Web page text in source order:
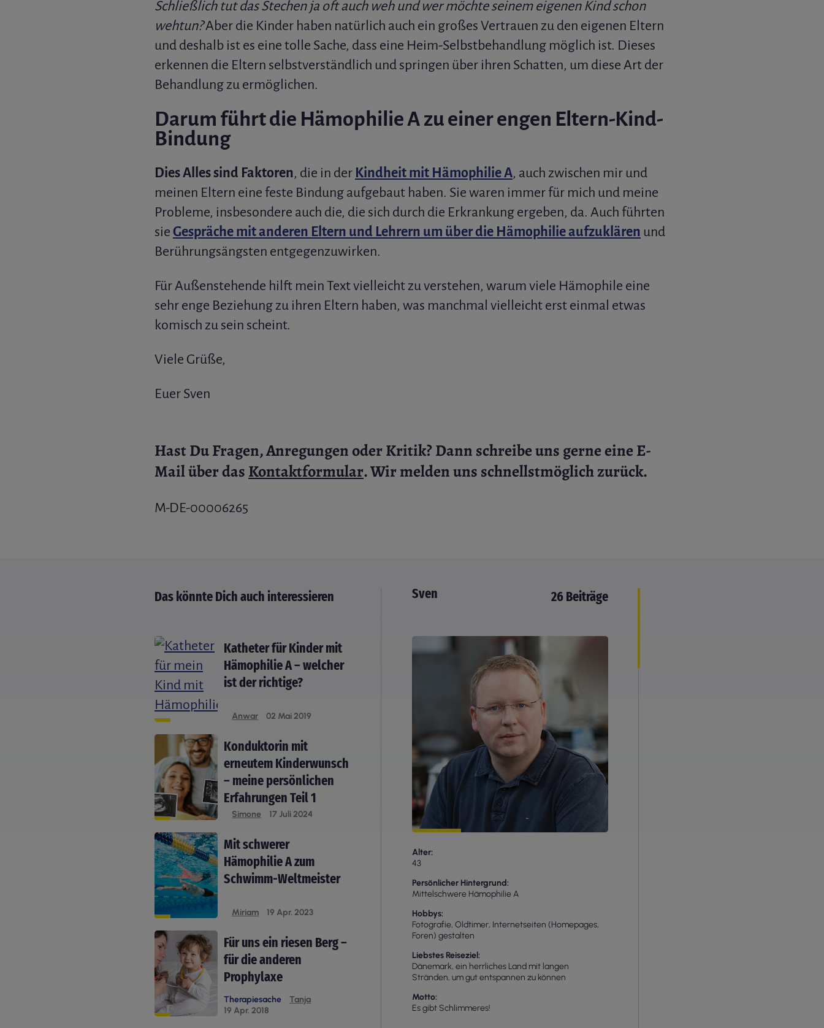
Schließlich tut das Stechen ja oft auch weh und wer möchte seinem eigenen Kind schon
wehtun?Aber die Kinder haben natürlich auch ein großes Vertrauen zu den eigenen Eltern
und deshalb ist es eine tolle Sache, dass eine Heim-Selbstbehandlung möglich ist. Dieses
erkennen die Eltern selbstverständlich und springen über ihren Schatten, um diese Art der
Behandlung zu ermöglichen.
Darum führt die Hämophilie A zu einer engen Eltern-Kind-
Bindung
Dies Alles sind Faktoren, die in der Kindheit mit Hämophilie A, auch zwischen mir und
meinen Eltern eine feste Bindung aufgebaut haben. Sie waren immer für mich und meine
Probleme, insbesondere auch die, die sich durch die Erkrankung ergeben, da. Auch führten
sie Gespräche mit anderen Eltern und Lehrern um über die Hämophilie aufzuklären und
Berührungsängsten entgegenzuwirken.
Für Außenstehende hilft mein Text vielleicht zu verstehen, warum viele Hämophile eine
sehr enge Beziehung zu ihren Eltern haben, was manchmal vielleicht erst einmal etwas
komisch zu sein scheint.
Viele Grüße,
Euer Sven
Hast Du Fragen, Anregungen oder Kritik?Dann schreibe uns gerne eine E-
Mail über das Kontaktformular. Wir melden uns schnellstmöglich zurück.
M-DE-00006265
Das könnte Dich auch interessieren
Katheter für Kinder mit
Hämophilie A – welcher
ist der richtige?
Anwar 02 Mai 2019
Konduktorin mit
erneutem Kinderwunsch
– meine persönlichen
Erfahrungen Teil 1
Simone 17 Juli 2024
Mit schwerer
Hämophilie A zum
Schwimm-Weltmeister
Miriam 19 Apr. 2023
Für uns ein riesen Berg –
für die anderen
Prophylaxe
Therapiesache
Tanja
19 Apr. 2018
Sven 26 Beiträge
Alter
43
Persönlicher Hintergrund
Mittelschwere Hämophilie A
Hobbys
Fotografie, Oldtimer, Internetseiten (Homepages,
Foren) gestalten
Liebstes Reiseziel
Dänemark, ein herrliches Land mit langen
Stränden, um gut entspannen zu können
Motto
Es gibt Schlimmeres!